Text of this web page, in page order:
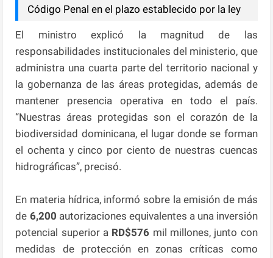
Código Penal en el plazo establecido por la ley
El ministro explicó la magnitud de las
responsabilidades institucionales del ministerio, que
administra una cuarta parte del territorio nacional y
la gobernanza de las áreas protegidas, además de
mantener presencia operativa en todo el país.
“Nuestras áreas protegidas son el corazón de la
biodiversidad dominicana, el lugar donde se forman
el ochenta y cinco por ciento de nuestras cuencas
hidrográficas”, precisó.
En materia hídrica, informó sobre la emisión de más
de 6,200 autorizaciones equivalentes a una inversión
potencial superior a RD$576 mil millones, junto con
medidas de protección en zonas críticas como